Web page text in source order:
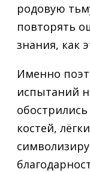
родовую
повторять
знания, как
Именно
испытаний
обострились
костей,